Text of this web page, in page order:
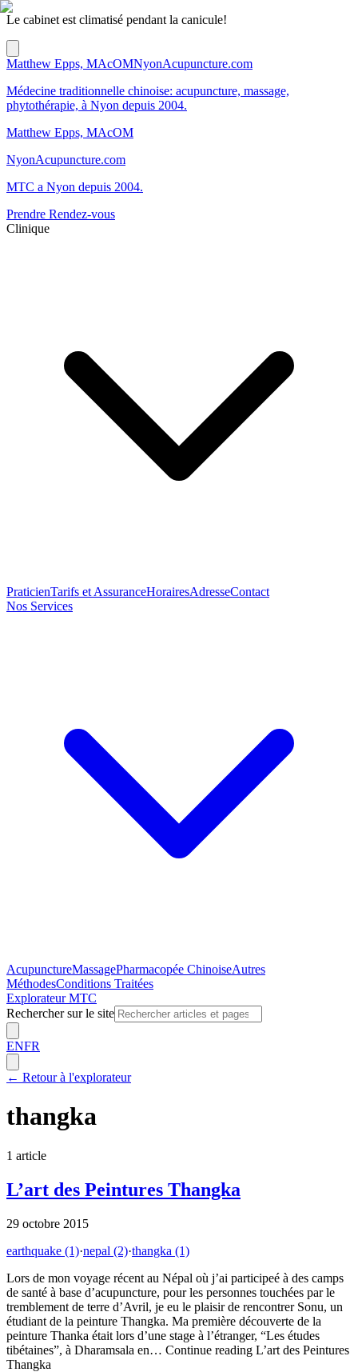
Le cabinet est climatisé pendant la canicule!
Matthew Epps, MAcOMNyonAcupuncture.com
Médecine traditionnelle chinoise: acupuncture, massage,
phytothérapie, à Nyon depuis 2004.
Matthew Epps, MAcOM
NyonAcupuncture.com
MTC a Nyon depuis 2004.
Prendre Rendez-vous
Clinique
PraticienTarifs et AssuranceHorairesAdresseContact
Nos Services
AcupunctureMassagePharmacopée ChinoiseAutres
MéthodesConditions Traitées
Explorateur MTC
Rechercher sur le site
ENFR
← Retour à l'explorateur
thangka
1 article
L’art des Peintures Thangka
29 octobre 2015
earthquake (1)·nepal (2)·thangka (1)
Lors de mon voyage récent au Népal où j’ai participeé à des camps
de santé à base d’acupuncture, pour les personnes touchées par le
tremblement de terre d’Avril, je eu le plaisir de rencontrer Sonu, un
étudiant de la peinture Thangka. Ma première découverte de la
peinture Thanka était lors d’une stage à l’étranger, “Les études
tibétaines”, à Dharamsala en… Continue reading L’art des Peintures
Thangka